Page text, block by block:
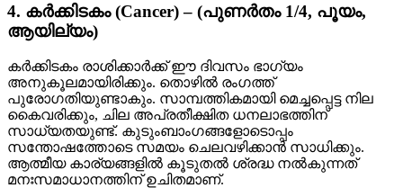
4. കർക്കിടകം (Cancer) – (പുണർതം 1/4, പൂയം,
ആയില്യം)
കർക്കിടകം രാശിക്കാർക്ക് ഈ ദിവസം ഭാഗ്യം
അനുകൂലമായിരിക്കും. തൊഴിൽ രംഗത്ത്
പുരോഗതിയുണ്ടാകും. സാമ്പത്തികമായി മെച്ചപ്പെട്ട നില
കൈവരിക്കും, ചില അപ്രതീക്ഷിത ധനലാഭത്തിന്
സാധ്യതയുണ്ട്. കുടുംബാംഗങ്ങളോടൊപ്പം
സന്തോഷത്തോടെ സമയം ചെലവഴിക്കാൻ സാധിക്കും.
ആത്മീയ കാര്യങ്ങളിൽ കൂടുതൽ ശ്രദ്ധ നൽകുന്നത്
മനഃസമാധാനത്തിന് ഉചിതമാണ്.